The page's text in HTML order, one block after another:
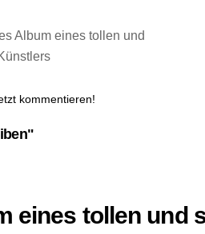
kommentieren!
eines tollen und